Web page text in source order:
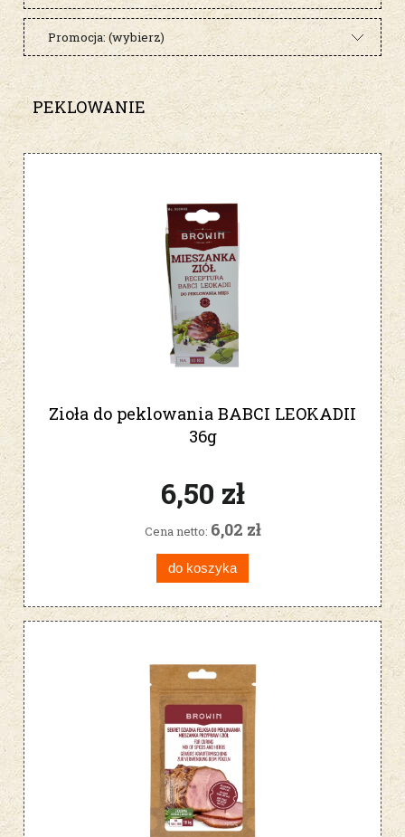
Promocja: (wybierz)
PEKLOWANIE
Zioła do peklowania BABCI LEOKADII
36g
6,50 zł
Cena netto: 6,02 zł
do koszyka